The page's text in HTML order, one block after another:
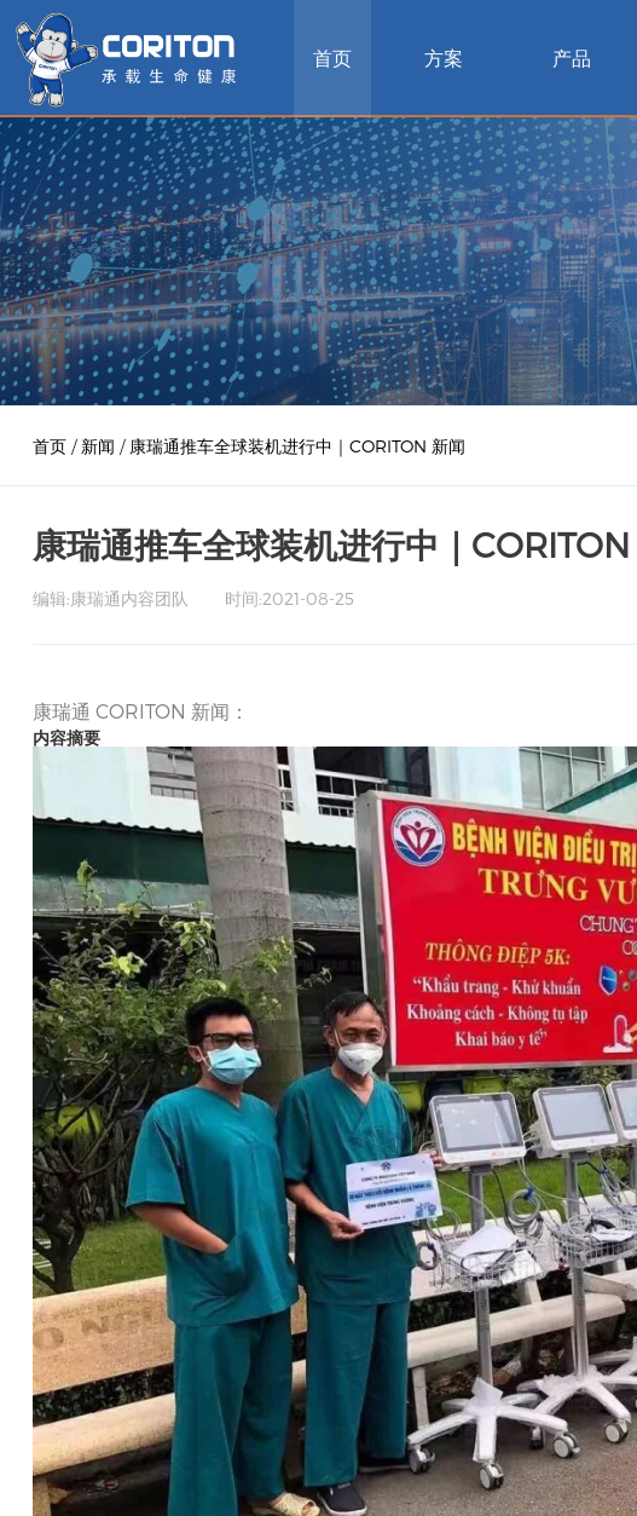
首页 方案 产品
首页/ 新闻 / 康瑞通推车全球装机进行中｜CORITON 新闻
康瑞通推车全球装机进行中｜
编辑:康瑞通内容团队 时间:2021-08-25
康瑞通 CORITON 新闻：
内容摘要